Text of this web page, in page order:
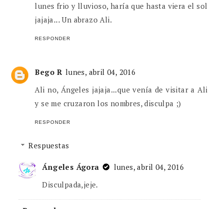
lunes frio y lluvioso, haría que hasta viera el sol
jajaja... Un abrazo Ali.
RESPONDER
Bego R lunes, abril 04, 2016
Ali no, Ángeles jajaja...que venía de visitar a Ali
y se me cruzaron los nombres, disculpa ;)
RESPONDER
Respuestas
Ángeles Ágora
lunes, abril 04, 2016
Disculpada,jeje.